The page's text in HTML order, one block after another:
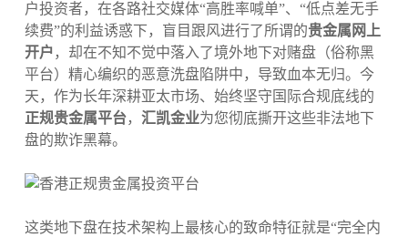
户投资者，在各路社交媒体“高胜率喊单”、“低点差无手
续费”的利益诱惑下，盲目跟风进行了所谓的贵金属网上
开户 ，却在不知不觉中落入了境外地下对赌盘（俗称黑
平台）精心编织的恶意洗盘陷阱中，导致血本无归。今
天，作为长年深耕亚太市场、始终坚守国际合规底线的
正规贵金属平台， 汇凯金业为您彻底撕开这些非法地下
盘的欺诈黑幕。
这类地下盘在技术架构上最核心的致命特征就是“完全内